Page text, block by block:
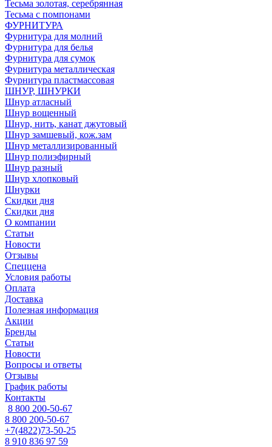
Тесьма золотая, серебрянная
Тесьма с помпонами
ФУРНИТУРА
Фурнитура для молний
Фурнитура для белья
Фурнитура для сумок
Фурнитура металлическая
Фурнитура пластмассовая
ШНУР, ШНУРКИ
Шнур атласный
Шнур вощенный
Шнур, нить, канат джутовый
Шнур замшевый, кож.зам
Шнур металлизированный
Шнур полиэфирный
Шнур разный
Шнур хлопковый
Шнурки
Скидки дня
Скидки дня
О компании
Статьи
Новости
Отзывы
Спеццена
Условия работы
Оплата
Доставка
Полезная информация
Акции
Бренды
Статьи
Новости
Вопросы и ответы
Отзывы
График работы
Контакты
8 800 200-50-67
8 800 200-50-67
+7(4822)73-50-25
8 910 836 97 59